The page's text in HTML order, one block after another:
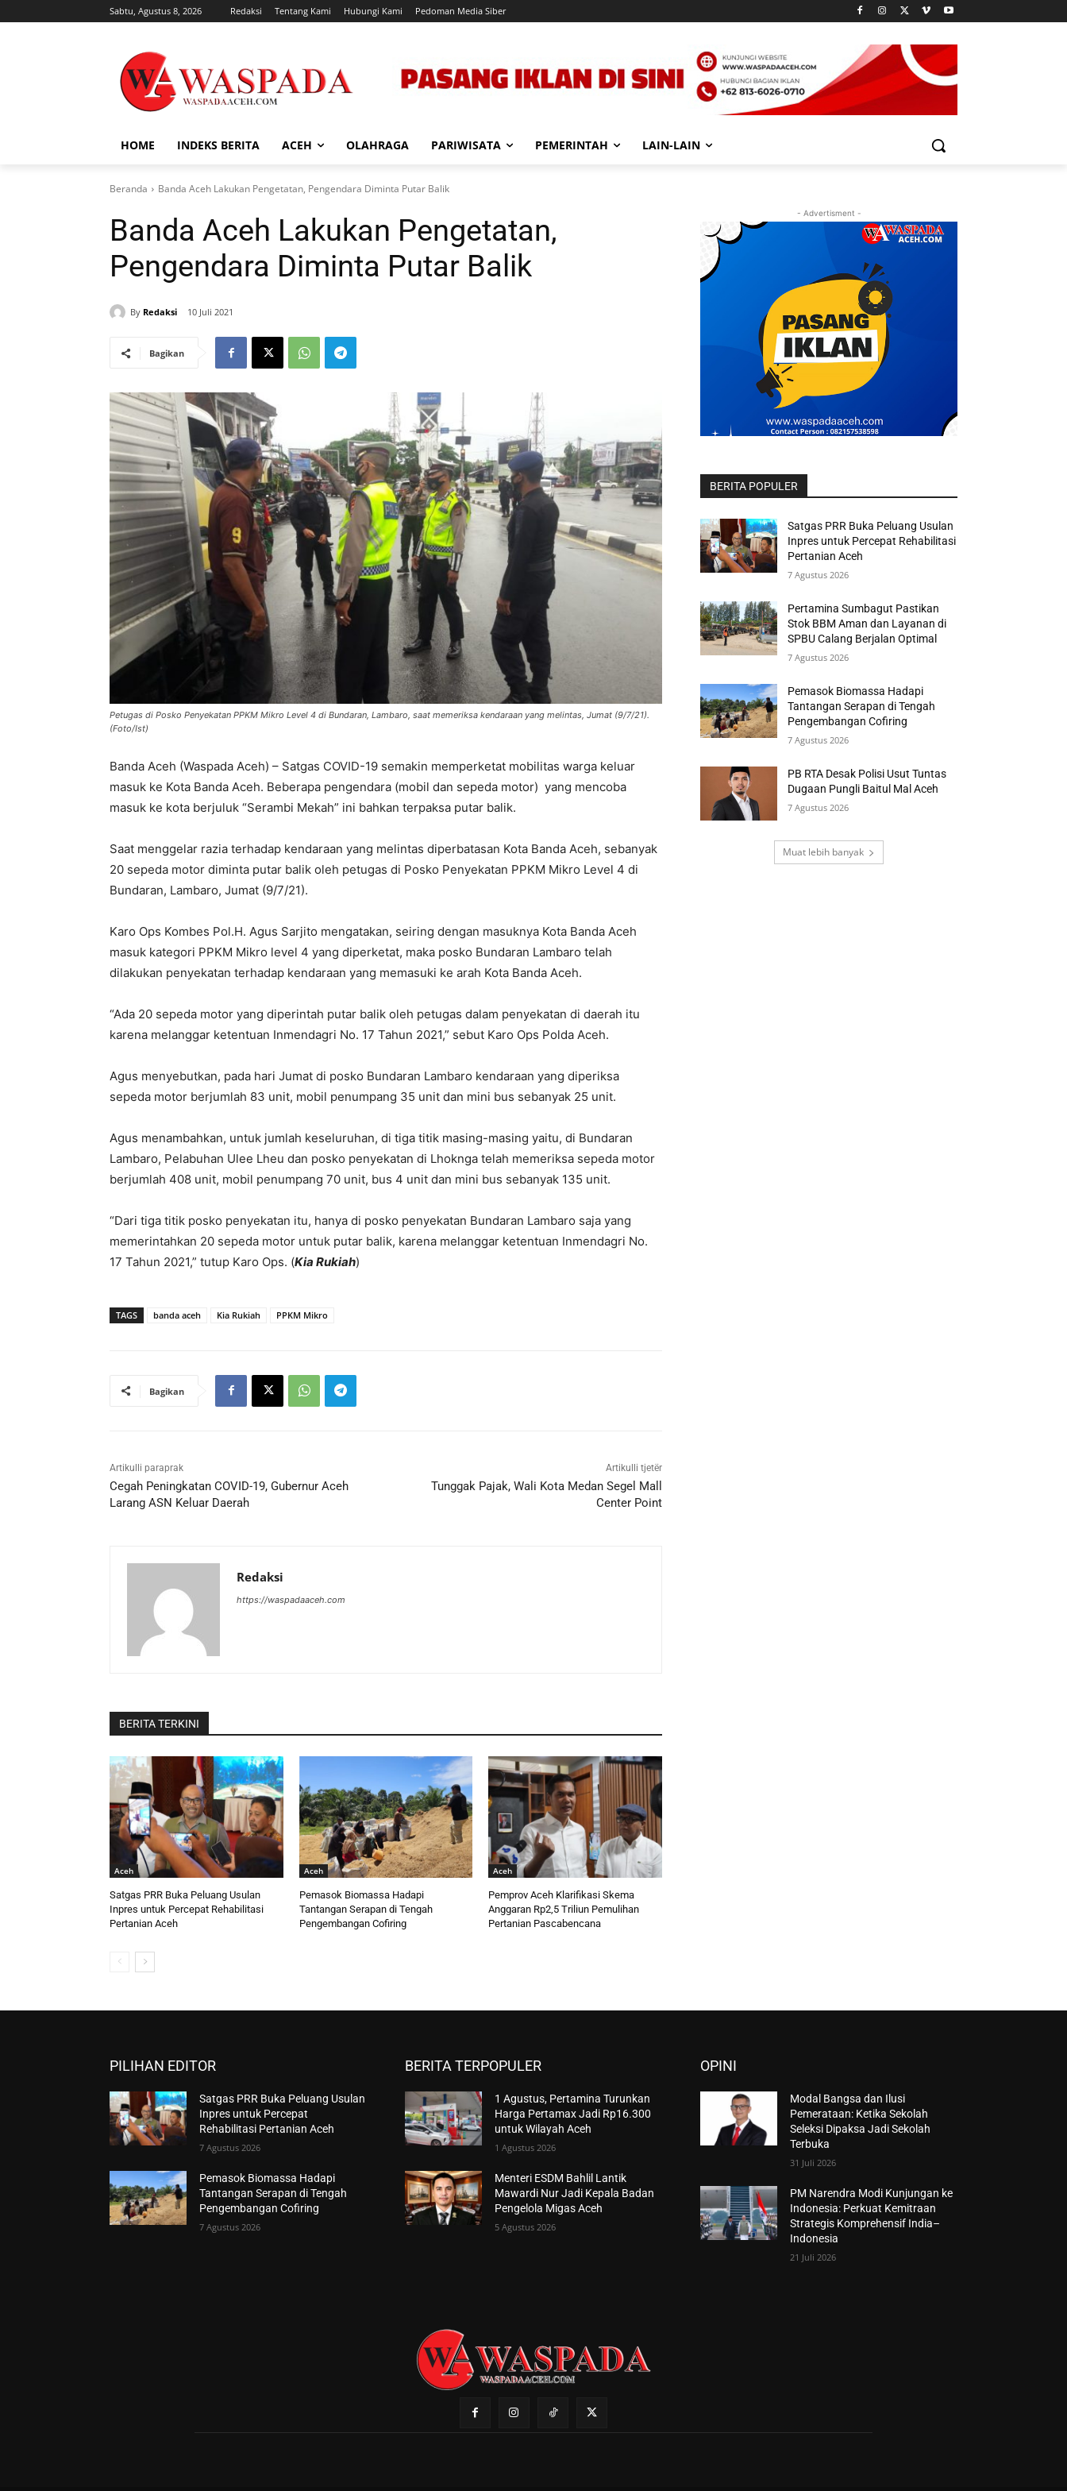
Sabtu, Agustus 8, 2026 Redaksi Tentang Kami Hubungi Kami Pedoman Media Siber
HOME INDEKS BERITA ACEH OLAHRAGA PARIWISATA PEMERINTAH LAIN-LAIN
Beranda Banda Aceh Lakukan Pengetatan, Pengendara Diminta Putar Balik
Banda Aceh Lakukan Pengetatan,
Pengendara Diminta Putar Balik
By Redaksi 10 Juli 2021
Bagikan
Petugas di Posko Penyekatan PPKM Mikro Level 4 di Bundaran, Lambaro, saat memeriksa kendaraan yang melintas, Jumat (9/7/21).
(Foto/Ist)
Banda Aceh (Waspada Aceh) – Satgas COVID-19 semakin memperketat mobilitas warga keluar
masuk ke Kota Banda Aceh. Beberapa pengendara (mobil dan sepeda motor) yang mencoba
masuk ke kota berjuluk “Serambi Mekah” ini bahkan terpaksa putar balik.
Saat menggelar razia terhadap kendaraan yang melintas diperbatasan Kota Banda Aceh, sebanyak
20 sepeda motor diminta putar balik oleh petugas di Posko Penyekatan PPKM Mikro Level 4 di
Bundaran, Lambaro, Jumat (9/7/21).
Karo Ops Kombes Pol.H. Agus Sarjito mengatakan, seiring dengan masuknya Kota Banda Aceh
masuk kategori PPKM Mikro level 4 yang diperketat, maka posko Bundaran Lambaro telah
dilakukan penyekatan terhadap kendaraan yang memasuki ke arah Kota Banda Aceh.
“Ada 20 sepeda motor yang diperintah putar balik oleh petugas dalam penyekatan di daerah itu
karena melanggar ketentuan Inmendagri No. 17 Tahun 2021,” sebut Karo Ops Polda Aceh.
Agus menyebutkan, pada hari Jumat di posko Bundaran Lambaro kendaraan yang diperiksa
sepeda motor berjumlah 83 unit, mobil penumpang 35 unit dan mini bus sebanyak 25 unit.
Agus menambahkan, untuk jumlah keseluruhan, di tiga titik masing-masing yaitu, di Bundaran
Lambaro, Pelabuhan Ulee Lheu dan posko penyekatan di Lhoknga telah memeriksa sepeda motor
berjumlah 408 unit, mobil penumpang 70 unit, bus 4 unit dan mini bus sebanyak 135 unit.
“Dari tiga titik posko penyekatan itu, hanya di posko penyekatan Bundaran Lambaro saja yang
memerintahkan 20 sepeda motor untuk putar balik, karena melanggar ketentuan Inmendagri No.
17 Tahun 2021,” tutup Karo Ops. (Kia Rukiah)
TAGS banda aceh Kia Rukiah PPKM Mikro
Bagikan
Artikulli paraprak
Cegah Peningkatan COVID-19, Gubernur Aceh
Larang ASN Keluar Daerah
Artikulli tjetër
Tunggak Pajak, Wali Kota Medan Segel Mall
Center Point
Redaksi
https://waspadaaceh.com
BERITA TERKINI
Aceh
Satgas PRR Buka Peluang Usulan
Inpres untuk Percepat Rehabilitasi
Pertanian Aceh
Aceh
Pemasok Biomassa Hadapi
Tantangan Serapan di Tengah
Pengembangan Cofiring
Aceh
Pemprov Aceh Klarifikasi Skema
Anggaran Rp2,5 Triliun Pemulihan
Pertanian Pascabencana
- Advertisment -
BERITA POPULER
Satgas PRR Buka Peluang Usulan
Inpres untuk Percepat Rehabilitasi
Pertanian Aceh
7 Agustus 2026
Pertamina Sumbagut Pastikan
Stok BBM Aman dan Layanan di
SPBU Calang Berjalan Optimal
7 Agustus 2026
Pemasok Biomassa Hadapi
Tantangan Serapan di Tengah
Pengembangan Cofiring
7 Agustus 2026
PB RTA Desak Polisi Usut Tuntas
Dugaan Pungli Baitul Mal Aceh
7 Agustus 2026
Muat lebih banyak
PILIHAN EDITOR
Satgas PRR Buka Peluang Usulan
Inpres untuk Percepat
Rehabilitasi Pertanian Aceh
7 Agustus 2026
Pemasok Biomassa Hadapi
Tantangan Serapan di Tengah
Pengembangan Cofiring
7 Agustus 2026
BERITA TERPOPULER
1 Agustus, Pertamina Turunkan
Harga Pertamax Jadi Rp16.300
untuk Wilayah Aceh
1 Agustus 2026
Menteri ESDM Bahlil Lantik
Mawardi Nur Jadi Kepala Badan
Pengelola Migas Aceh
5 Agustus 2026
OPINI
Modal Bangsa dan Ilusi
Pemerataan: Ketika Sekolah
Seleksi Dipaksa Jadi Sekolah
Terbuka
31 Juli 2026
PM Narendra Modi Kunjungan ke
Indonesia: Perkuat Kemitraan
Strategis Komprehensif India–
Indonesia
21 Juli 2026